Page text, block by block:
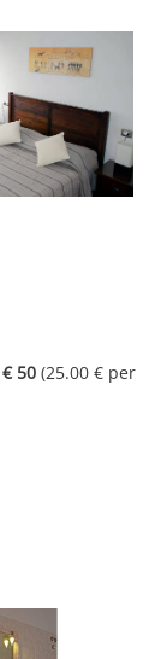
€ 50 (25.00 € per